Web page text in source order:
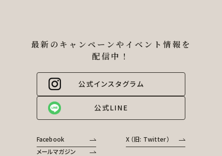
最新のキャンペーンやイベント情報を
配信中！
公式インスタグラム
公式LINE
Facebook
X （旧: Twitter）
メールマガジン